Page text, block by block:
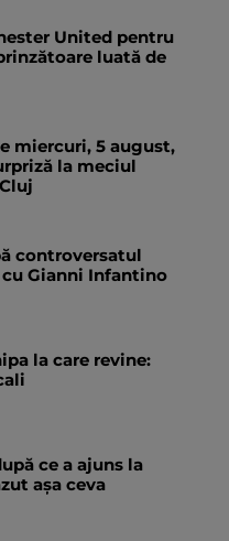
United pentru
luată de
miercuri, 5 august,
la meciul
controversatul
Gianni Infantino
la care revine:
ce a ajuns la
așa ceva